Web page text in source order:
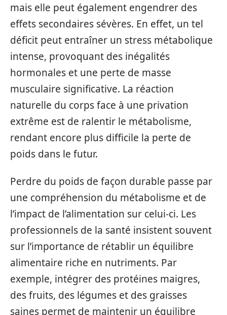
mais elle peut également engendrer des
effets secondaires sévères. En effet, un tel
déficit peut entraîner un stress métabolique
intense, provoquant des inégalités
hormonales et une perte de masse
musculaire significative. La réaction
naturelle du corps face à une privation
extrême est de ralentir le métabolisme,
rendant encore plus difficile la perte de
poids dans le futur.
Perdre du poids de façon durable passe par
une compréhension du métabolisme et de
l’impact de l’alimentation sur celui-ci. Les
professionnels de la santé insistent souvent
sur l’importance de rétablir un équilibre
alimentaire riche en nutriments. Par
exemple, intégrer des protéines maigres,
des fruits, des légumes et des graisses
saines permet de maintenir un équilibre